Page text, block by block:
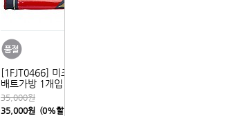
[1FJT0466] 미즈노 유소년
배트가방 1개입
35,000원
35,000원 (0%할인)